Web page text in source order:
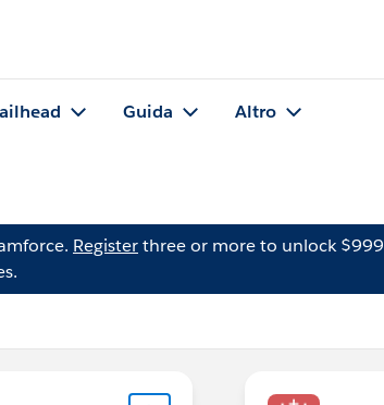
Guida Altro
Registerthree or more to unlock $999